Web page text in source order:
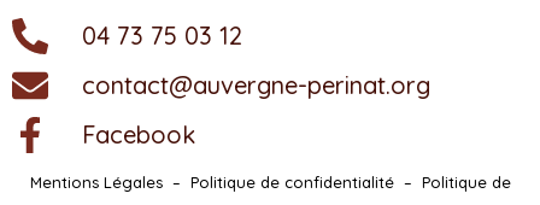
04 73 75 03 12
contact@auvergne-perinat.org
Facebook
Mentions Légales– Politique de confidentialité– Politique de